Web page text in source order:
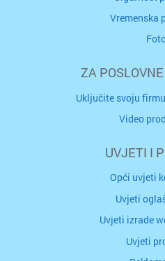
Vremenska
ZA
Uključite svoju
Video
UVJETI I
Opći uvjeti
Uvjeti
Uvjeti izrade
Uvjeti